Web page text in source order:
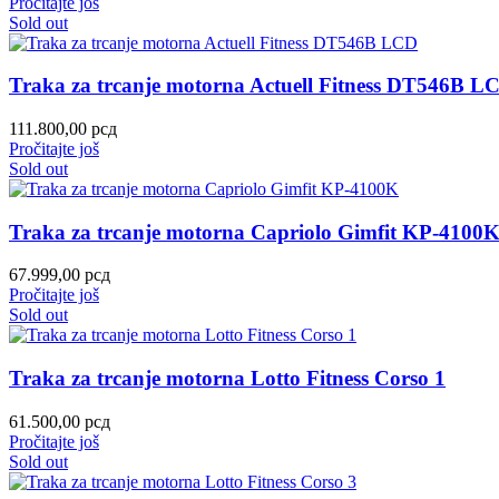
Sold out
Traka za trcanje motorna Actuell Fitness DT546B
111.800,00 рсд
Pročitajte još
Sold out
Traka za trcanje motorna Capriolo Gimfit KP-4100K
67.999,00 рсд
Pročitajte još
Sold out
Traka za trcanje motorna Lotto Fitness Corso 1
61.500,00 рсд
Pročitajte još
Sold out